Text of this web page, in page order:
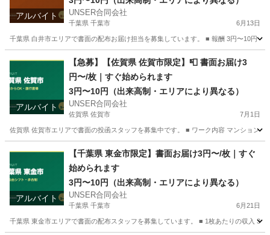
アルバイト UNSER合同会社
千葉県 千葉市 6月13日
千葉県 白井市エリアで書面の配布お届け担当を募集しています。 ■ 報酬 3円〜10円
ポスティング 合同会社
アルバイト
【急募】【佐賀県 佐賀市限定】📮 書面お届け3
円〜/枚｜すぐ始められます
3円〜10円（出来高制・エリアにより異なる）
UNSER合同会社
佐賀県 佐賀市 7月1日
佐賀県 佐賀市エリアで書面の投函スタッフを募集中です。 ■ ワーク内容 マンショ
ポスティング スタッフ
アルバイト
【千葉県 東金市限定】書面お届け3円〜/枚｜すぐ
始められます
3円〜10円（出来高制・エリアにより異なる）
UNSER合同会社
千葉県 千葉市 6月21日
千葉県 東金市エリアで書面の配布スタッフを募集しています。 ■ 1枚あたりの収入 3